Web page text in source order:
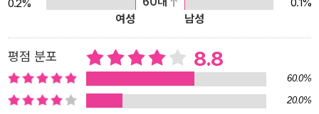
0.2%
0.1%
여성
남성
평점 분포 8.8
60.0%
20.0%